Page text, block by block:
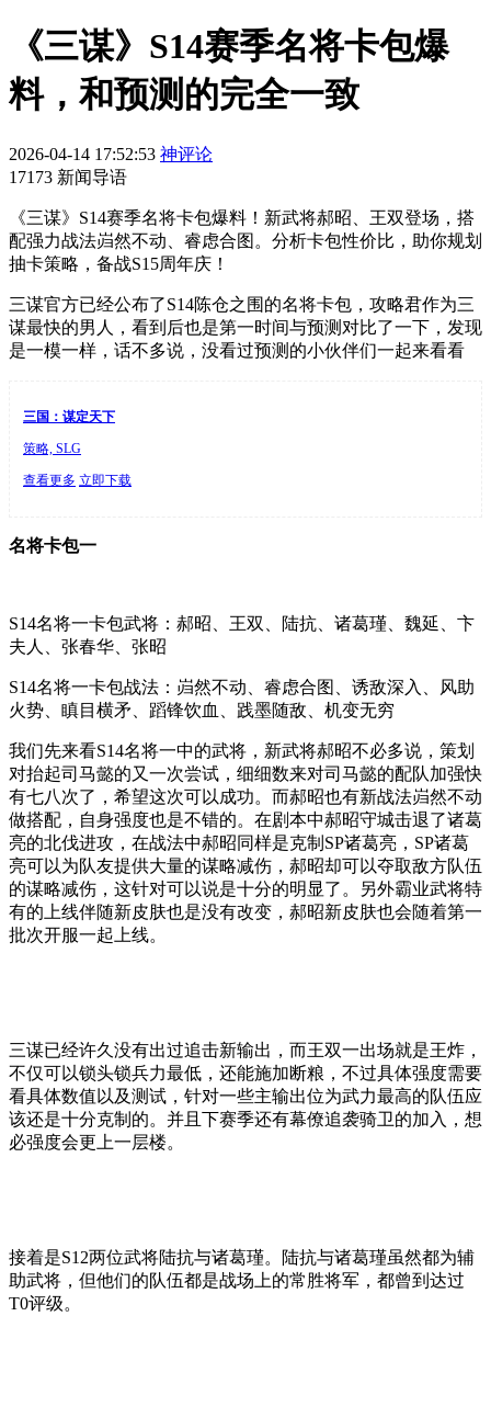
《三谋》S14赛季名将卡包爆
料，和预测的完全一致
2026-04-14 17:52:53 神评论
17173 新闻导语
《三谋》S14赛季名将卡包爆料！新武将郝昭、王双登场，搭
配强力战法岿然不动、睿虑合图。分析卡包性价比，助你规划
抽卡策略，备战S15周年庆！
三谋官方已经公布了S14陈仓之围的名将卡包，攻略君作为三
谋最快的男人，看到后也是第一时间与预测对比了一下，发现
是一模一样，话不多说，没看过预测的小伙伴们一起来看看
三国：谋定天下
策略, SLG
查看更多 立即下载
名将卡包一
S14名将一卡包武将：郝昭、王双、陆抗、诸葛瑾、魏延、卞
夫人、张春华、张昭
S14名将一卡包战法：岿然不动、睿虑合图、诱敌深入、风助
火势、瞋目横矛、蹈锋饮血、践墨随敌、机变无穷
我们先来看S14名将一中的武将，新武将郝昭不必多说，策划
对抬起司马懿的又一次尝试，细细数来对司马懿的配队加强快
有七八次了，希望这次可以成功。而郝昭也有新战法岿然不动
做搭配，自身强度也是不错的。在剧本中郝昭守城击退了诸葛
亮的北伐进攻，在战法中郝昭同样是克制SP诸葛亮，SP诸葛
亮可以为队友提供大量的谋略减伤，郝昭却可以夺取敌方队伍
的谋略减伤，这针对可以说是十分的明显了。另外霸业武将特
有的上线伴随新皮肤也是没有改变，郝昭新皮肤也会随着第一
批次开服一起上线。
三谋已经许久没有出过追击新输出，而王双一出场就是王炸，
不仅可以锁头锁兵力最低，还能施加断粮，不过具体强度需要
看具体数值以及测试，针对一些主输出位为武力最高的队伍应
该还是十分克制的。并且下赛季还有幕僚追袭骑卫的加入，想
必强度会更上一层楼。
接着是S12两位武将陆抗与诸葛瑾。陆抗与诸葛瑾虽然都为辅
助武将，但他们的队伍都是战场上的常胜将军，都曾到达过
T0评级。